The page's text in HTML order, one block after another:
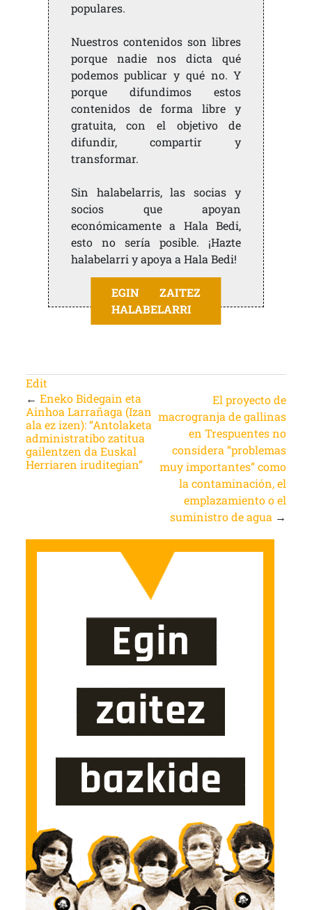
populares.
Nuestros contenidos son libres
porque nadie nos dicta qué
podemos publicar y qué no. Y
porque difundimos estos
contenidos de forma libre y
gratuita, con el objetivo de
difundir, compartir y
transformar.
Sin halabelarris, las socias y
socios que apoyan
económicamente a Hala Bedi,
esto no sería posible. ¡Hazte
halabelarri y apoya a Hala Bedi!
EGIN ZAITEZ
HALABELARRI
Edit
← Eneko Bidegain eta
Ainhoa Larrañaga (Izan
ala ez izen): “Antolaketa
administratibo zatitua
gailentzen da Euskal
Herriaren iruditegian”
El proyecto de
macrogranja de gallinas
en Trespuentes no
considera “problemas
muy importantes” como
la contaminación, el
emplazamiento o el
suministro de agua →